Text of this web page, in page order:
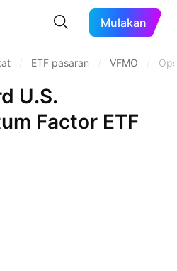
Mulakan
ETF pasaran VFMO
U.S.
Factor ETF